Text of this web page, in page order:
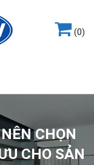
(0)
CHỌN
CHO SẢN